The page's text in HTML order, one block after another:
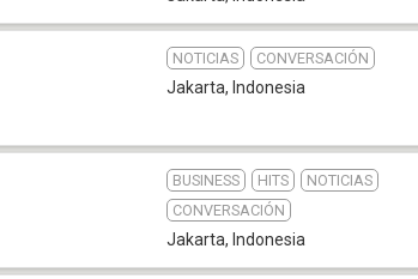
NOTICIAS CONVERSACIÓN
Jakarta, Indonesia
BUSINESS HITS
NOTICIAS
CONVERSACIÓN
Jakarta, Indonesia